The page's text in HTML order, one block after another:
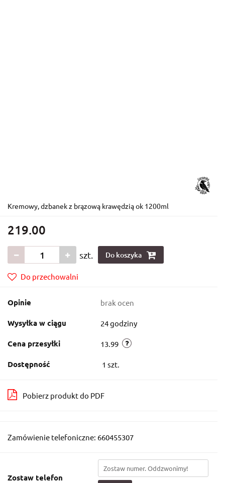
Kremowy, dzbanek z brązową krawędzią ok 1200ml
219.00
szt. Do koszyka
Do przechowalni
Opinie brak ocen
Wysyłka w ciągu 24 godziny
Cena przesyłki 13.99
Dostępność 1 szt.
Pobierz produkt do PDF
Zamówienie telefoniczne: 660455307
Zostaw telefon